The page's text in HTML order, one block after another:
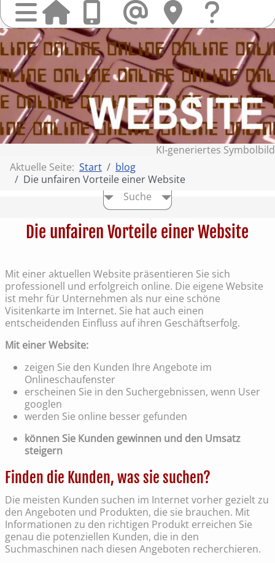
Anrufen
Mail
finden
Sie
uns
&
KI‑generiertes Symbolbild
Aktuelle Seite: Start
blog
Die unfairen Vorteile einer Website
Suche
Die unfairen Vorteile einer Website
Mit einer aktuellen Website präsentieren Sie sich
professionell und erfolgreich online. Die eigene Website
ist mehr für Unternehmen als nur eine schöne
Visitenkarte im Internet. Sie hat auch einen
entscheidenden Einfluss auf ihren Geschäftserfolg.
Mit einer Website:
zeigen Sie den Kunden Ihre Angebote im
Onlineschaufenster
erscheinen Sie in den Suchergebnissen, wenn User
googlen
werden Sie online besser gefunden
können Sie Kunden gewinnen und den Umsatz
steigern
Finden die Kunden, was sie suchen?
Die meisten Kunden suchen im Internet vorher gezielt zu
den Angeboten und Produkten, die sie brauchen. Mit
Informationen zu den richtigen Produkt erreichen Sie
genau die potenziellen Kunden, die in den
Suchmaschinen nach diesen Angeboten recherchieren.